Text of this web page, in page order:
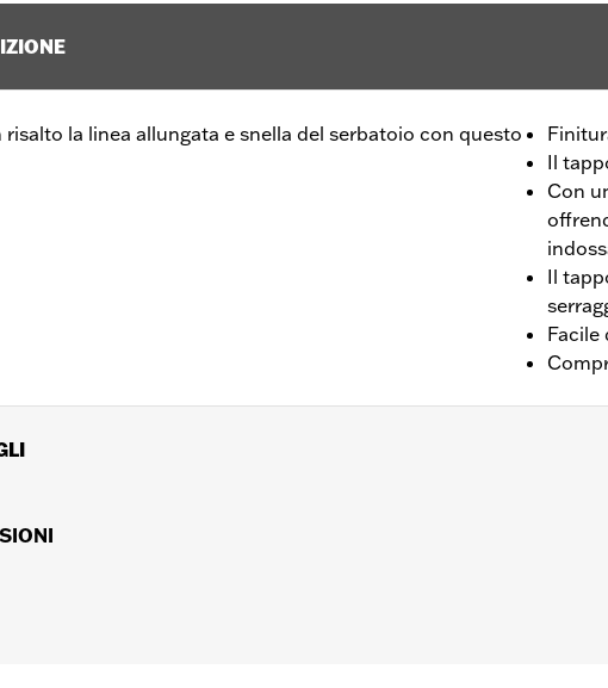
risalto la linea allungata e snella del serbatoio con questo
Il
Con
Il
Facile
di installazione